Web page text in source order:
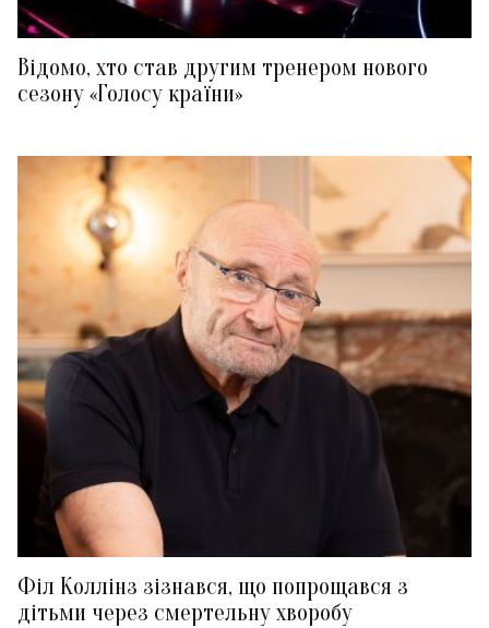
Відомо, хто став другим тренером нового
сезону «Голосу країни»
Філ Коллінз зізнався, що попрощався з
дітьми через смертельну хворобу